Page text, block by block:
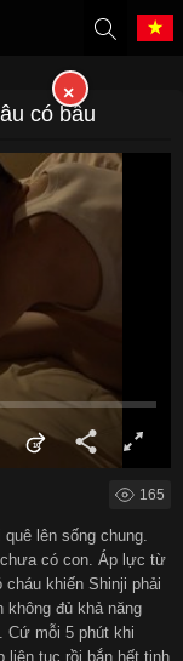
文（繁體）
English
ภาษาไทย
Français
Filipino
Türkçe
Español
×
có bầu
165
lên sống chung.
có con. Áp lực từ
khiến Shinji phải
không đủ khả năng
Cứ mỗi 5 phút khi
liên tục rồi bắn hết tinh